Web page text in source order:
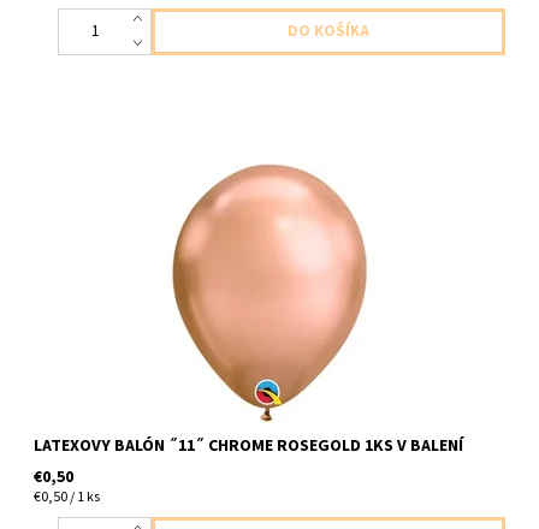
latexovy balon chromova ruzovozlata 1ks v baleni velkost cca do
30cm dodavame nenafukany
LATEXOVY BALÓN ˝11˝ CHROME ROSEGOLD 1KS V BALENÍ
€0,50
€0,50 / 1 ks